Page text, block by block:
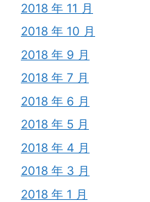
2018 年 11 月
2018 年 10 月
2018 年 9 月
2018 年 7 月
2018 年 6 月
2018 年 5 月
2018 年 4 月
2018 年 3 月
2018 年 1 月